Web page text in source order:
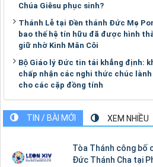
Chúa Giêsu phục sinh?
Thánh Lễ tại Đền thánh Đức Mẹ
bao thế hệ tín hữu đã được hình
giữ nhờ Kinh Mân Côi
Bộ Giáo lý Đức tin tái khẳng định:
chấp nhận các nghi thức chúc
cho các cặp đồng tính
TIN / BÀI MỚI XEM NHIỀU
Tòa Thánh công bố
Đức Thánh Cha tại